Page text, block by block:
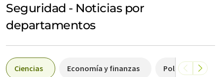
Seguridad - Noticias por
departamentos
Ciencias Economía y finanzas Política y